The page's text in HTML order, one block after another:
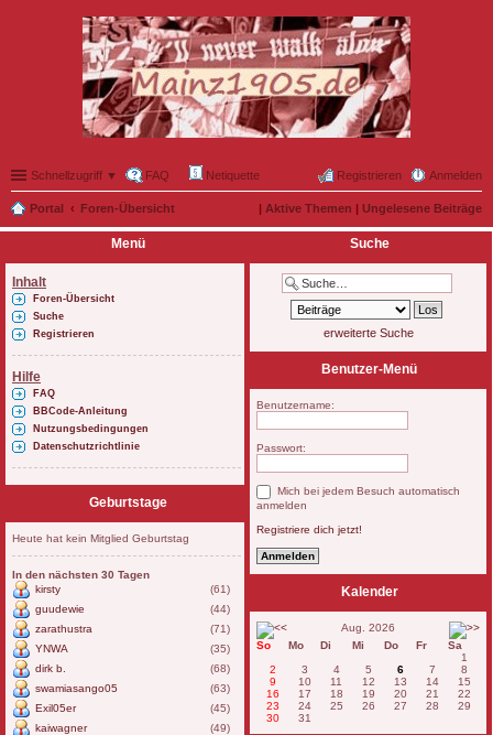
Schnellzugriff ▼ FAQ Netiquette Anmelden
Registrieren
Portal Foren-Übersicht | Aktive Themen | Ungelesene Beiträge
Menü
Inhalt
Foren-Übersicht
Suche
Registrieren
Hilfe
FAQ
BBCode-Anleitung
Nutzungsbedingungen
Datenschutzrichtlinie
Geburtstage
Heute hat kein Mitglied Geburtstag
In den nächsten 30 Tagen
kirsty
(61)
guudewie
(44)
zarathustra
(71)
YNWA
(35)
dirk b.
(68)
swamiasango05
(63)
Exil05er
(45)
kaiwagner
(49)
Suche
erweiterte Suche
Benutzer-Menü
Benutzername:
Passwort:
Mich bei jedem Besuch automatisch
anmelden
Registriere dich jetzt!
Kalender
Aug. 2026
So
Mo Di Mi Do Fr
Sa
1
2
3 4 5 6 7
8
9
10 11 12 13 14
15
16
17 18 19 20 21
22
23
24 25 26 27 28
29
30
31